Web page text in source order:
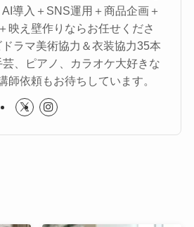
導入＋SNS運用＋商品企画＋
映え壁作りならお任せくださ
ラマ美術協力＆衣装協力35本
、ピアノ、カラオケ大好きな
師依頼もお待ちしています。